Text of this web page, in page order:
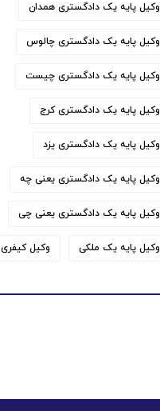
وکیل پایه یک دادگستری همدان
وکیل پایه یک دادگستری چالوس
وکیل پایه یک دادگستری چیست
وکیل پایه یک دادگستری کرج
وکیل پایه یک دادگستری یزد
وکیل پایه یک دادگستری یعنی چه
وکیل پایه یک دادگستری یعنی چی
وکیل پایه یک ملکی وکیل کیفری